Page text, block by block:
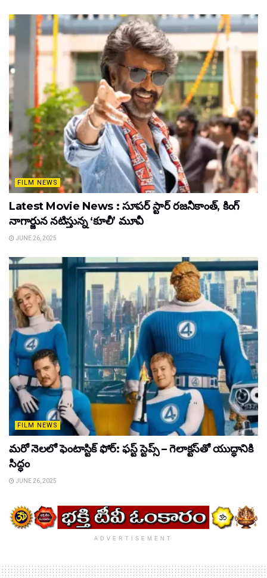
FILM NEWS
Latest Movie News : సూపర్ స్టార్ రజనీకాంత్, కింగ్
నాగార్జున నటిస్తున్న ‘కూలీ’ మూవీ
JUNE 26, 2025
FILM NEWS
మరో నెలలో ఫెంటాస్టిక్ ఫోర్: ఫస్ట్ స్టెప్స్ – గెలాక్టస్‌తో యుద్ధానికి
సిద్ధం
JUNE 26, 2025
ADVERTISEMENT